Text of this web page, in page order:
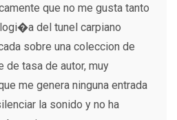
que no me gusta tanto
del tunel carpiano
sobre una coleccion de
tasa de autor, muy
me genera ninguna entrada
la sonido y no ha